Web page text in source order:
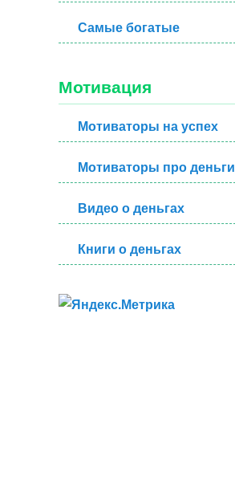
Самые богатые
Мотивация
Мотиваторы на успех
Мотиваторы про деньги
Видео о деньгах
Книги о деньгах